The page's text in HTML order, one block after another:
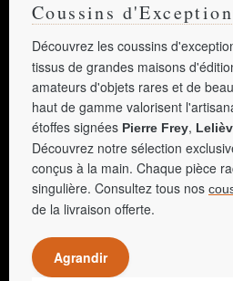
Coussins d'Exception
Découvrez les coussins
tissus de grandes maisons
amateurs d'objets rares et de
haut de gamme valorisent
étoffes signées Pierre Frey,
Découvrez notre sélection
conçus à la main. Chaque pièce
singulière. Consultez tous nos
de la livraison offerte.
Agrandir